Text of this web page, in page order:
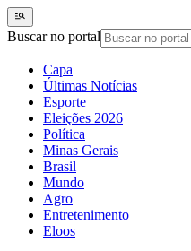
Buscar no portal
Capa
Últimas Notícias
Esporte
Eleições 2026
Política
Minas Gerais
Brasil
Mundo
Agro
Entretenimento
Eloos